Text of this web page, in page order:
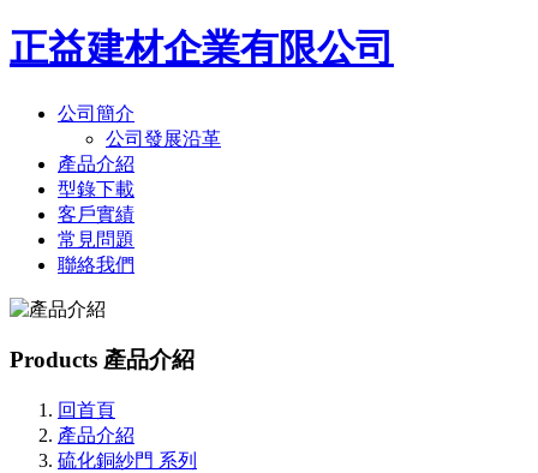
正益建材企業有限公司
公司簡介
公司發展沿革
產品介紹
型錄下載
客戶實績
常見問題
聯絡我們
Products 產品介紹
回首頁
產品介紹
硫化銅紗門 系列